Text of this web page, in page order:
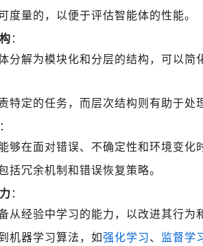
度量的，以便于评估智能体的性能。
：
分解为模块化和分层的结构，可以
特定的任务，而层次结构则有助于处
：
够在面对错误、不确定性和环境变化
括冗余机制和错误恢复策略。
：
从经验中学习的能力，以改进其行为
机器学习算法，如强化学习、
监督学